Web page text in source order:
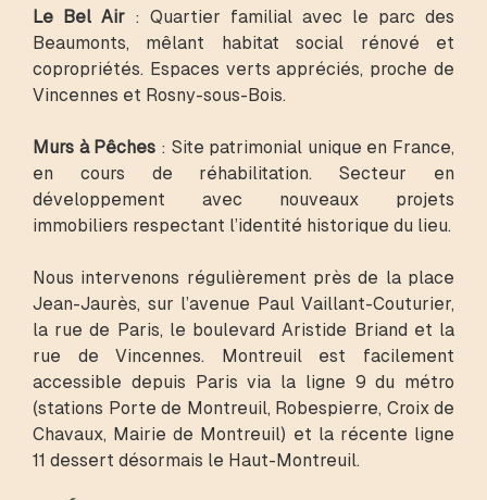
Le Bel Air : Quartier familial avec le parc des
Beaumonts, mêlant habitat social rénové et
copropriétés. Espaces verts appréciés, proche de
Vincennes et Rosny-sous-Bois.
Murs à Pêches : Site patrimonial unique en France,
en cours de réhabilitation. Secteur en
développement avec nouveaux projets
immobiliers respectant l’identité historique du lieu.
Nous intervenons régulièrement près de la place
Jean-Jaurès, sur l’avenue Paul Vaillant-Couturier,
la rue de Paris, le boulevard Aristide Briand et la
rue de Vincennes. Montreuil est facilement
accessible depuis Paris via la ligne 9 du métro
(stations Porte de Montreuil, Robespierre, Croix de
Chavaux, Mairie de Montreuil) et la récente ligne
11 dessert désormais le Haut-Montreuil.